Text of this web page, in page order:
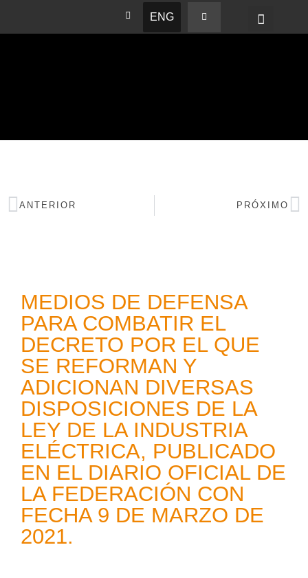
ENG
ANTERIOR PRÓXIMO
MEDIOS DE DEFENSA
PARA COMBATIR EL
DECRETO POR EL QUE
SE REFORMAN Y
ADICIONAN DIVERSAS
DISPOSICIONES DE LA
LEY DE LA INDUSTRIA
ELÉCTRICA, PUBLICADO
EN EL DIARIO OFICIAL DE
LA FEDERACIÓN CON
FECHA 9 DE MARZO DE
2021.